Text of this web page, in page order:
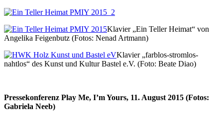
Klavier „Ein Teller Heimat“ von
Angelika Feigenbutz (Fotos: Nenad Artmann)
Klavier „farblos-stromlos-
nahtlos“ des Kunst und Kultur Bastel e.V. (Foto: Beate Diao)
Pressekonferenz Play Me, I’m Yours, 11. August 2015 (Fotos:
Gabriela Neeb)